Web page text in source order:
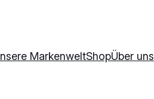
MarkenweltShopÜber uns